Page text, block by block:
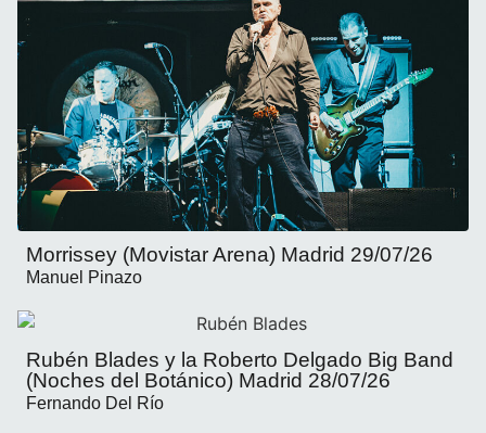
Morrissey (Movistar Arena) Madrid 29/07/26
Manuel Pinazo
Rubén Blades y la Roberto Delgado Big Band
(Noches del Botánico) Madrid 28/07/26
Fernando Del Río